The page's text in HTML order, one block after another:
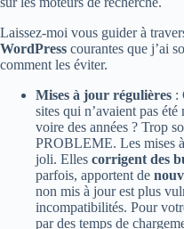
Laissez-moi vous guider à
WordPress courantes que j’ai
comment les éviter.
Mises à jour régulières :
sites qui n’avaient pas
voire des années ? Trop
PROBLEME. Les mises
joli. Elles corrigent des
parfois, apportent de
non mis à jour est plus
incompatibilités. Pour
par des temps de